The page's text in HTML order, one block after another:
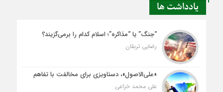
یادداشت ها
“جنگ” یا “مذاکره”؛ اسلام کدام را برمی‌گزیند؟
رضایی تربقان
«علی‌الاصول»، دستاویزی برای مخالفت با تفاهم
علی محمد خزاعی